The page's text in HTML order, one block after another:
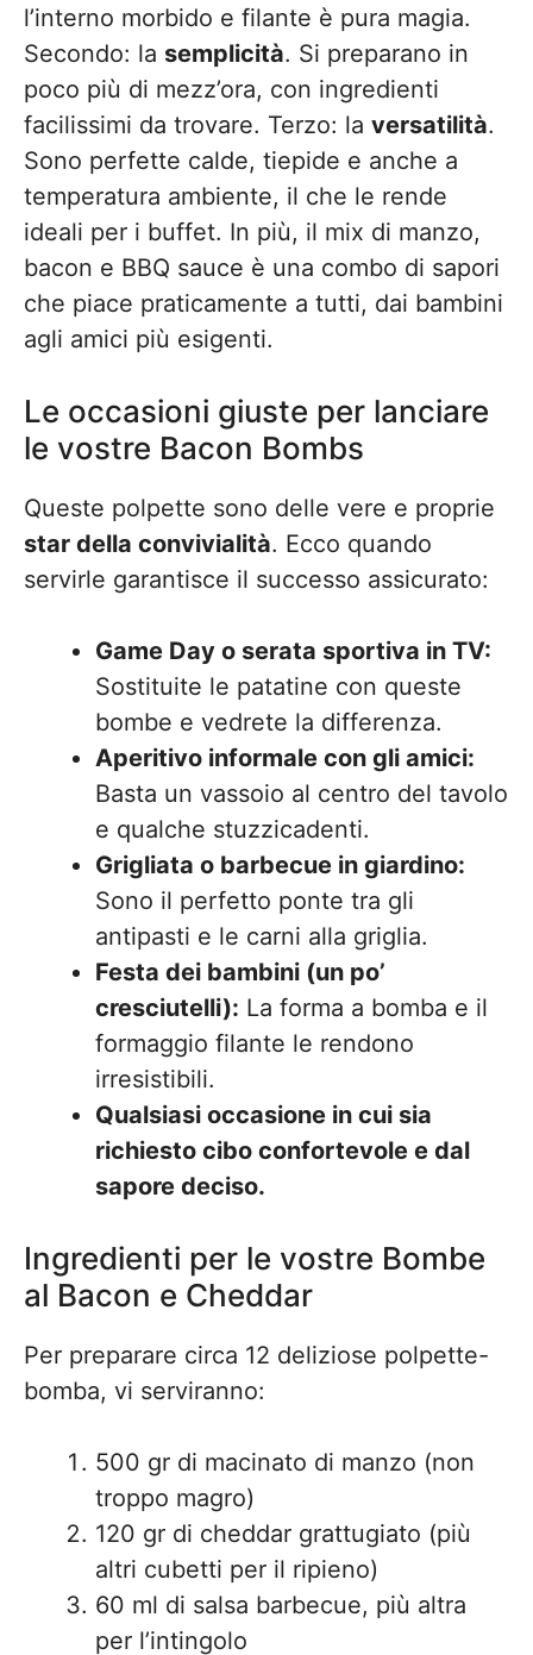
l’interno morbido e filante è pura magia.
Secondo: la semplicità. Si preparano in
poco più di mezz’ora, con ingredienti
facilissimi da trovare. Terzo: la versatilità.
Sono perfette calde, tiepide e anche a
temperatura ambiente, il che le rende
ideali per i buffet. In più, il mix di manzo,
bacon e BBQ sauce è una combo di sapori
che piace praticamente a tutti, dai bambini
agli amici più esigenti.
Le occasioni giuste per lanciare
le vostre Bacon Bombs
Queste polpette sono delle vere e proprie
star della convivialità. Ecco quando
servirle garantisce il successo assicurato:
Game Day o serata sportiva in TV:
Sostituite le patatine con queste
bombe e vedrete la differenza.
Aperitivo informale con gli amici:
Basta un vassoio al centro del tavolo
e qualche stuzzicadenti.
Grigliata o barbecue in giardino:
Sono il perfetto ponte tra gli
antipasti e le carni alla griglia.
Festa dei bambini (un po’
cresciutelli): La forma a bomba e il
formaggio filante le rendono
irresistibili.
Qualsiasi occasione in cui sia
richiesto cibo confortevole e dal
sapore deciso.
Ingredienti per le vostre Bombe
al Bacon e Cheddar
Per preparare circa 12 deliziose polpette-
bomba, vi serviranno:
500 gr di macinato di manzo (non
troppo magro)
120 gr di cheddar grattugiato (più
altri cubetti per il ripieno)
60 ml di salsa barbecue, più altra
per l’intingolo